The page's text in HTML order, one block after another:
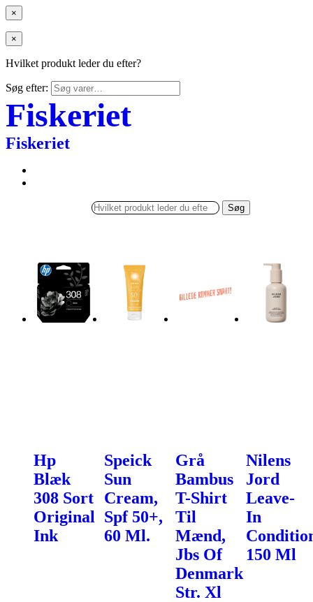
×
×
Hvilket produkt leder du efter?
Søg efter:
Fiskeriet
Fiskeriet
Søg
Hp
Blæk
308 Sort
Original
Ink
Speick
Sun
Cream,
Spf 50+,
60 Ml.
Grå
Bambus
T-Shirt
Til
Mænd,
Jbs Of
Denmark
Str. Xl
Nilens
Jord
Leave-
In
150 Ml